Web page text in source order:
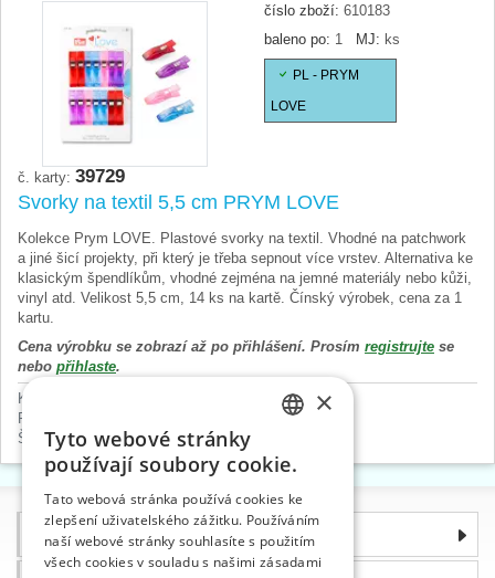
číslo zboží: 610183
baleno po: 1 MJ: ks
PL - PRYM
LOVE
č. karty: 39729
Svorky na textil 5,5 cm PRYM LOVE
Kolekce Prym LOVE. Plastové svorky na textil. Vhodné na patchwork
a jiné šicí projekty, při který je třeba sepnout více vrstev. Alternativa ke
klasickým špendlíkům, vhodné zejména na jemné materiály nebo kůži,
vinyl atd. Velikost 5,5 cm, 14 ks na kartě. Čínský výrobek, cena za 1
kartu.
Cena výrobku se zobrazí až po přihlášení. Prosím registrujte se
nebo přihlaste.
Kreativní a hobby potřeby
Patchwork
Špendlíky>Svorky
Informace
ENGLISH
GERMAN
×
Tyto webové stránky
používají soubory cookie.
Tato webová stránka používá cookies ke
zlepšení uživatelského zážitku. Používáním
naší webové stránky souhlasíte s použitím
všech cookies v souladu s našimi zásadami